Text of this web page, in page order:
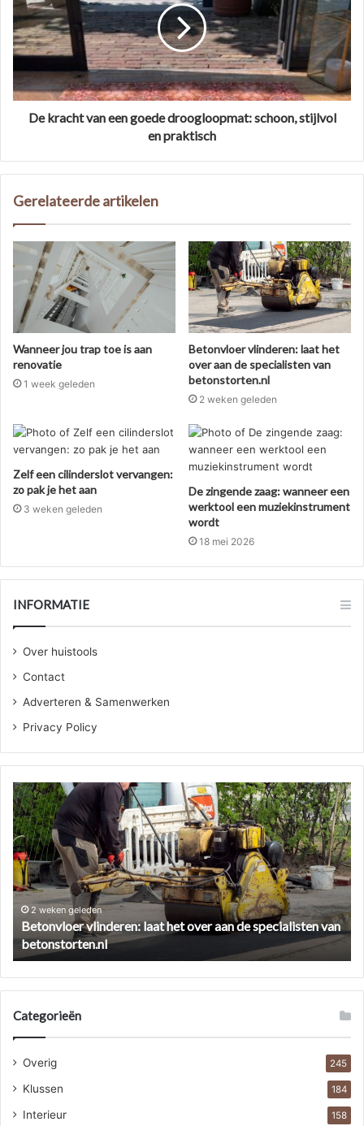
De kracht van een goede droogloopmat: schoon, stijlvol
en praktisch
Gerelateerde artikelen
Wanneer jou trap toe is aan
renovatie
1 week geleden
Betonvloer vlinderen: laat het
over aan de specialisten van
betonstorten.nl
2 weken geleden
Zelf een cilinderslot vervangen:
zo pak je het aan
3 weken geleden
De zingende zaag: wanneer een
werktool een muziekinstrument
wordt
18 mei 2026
INFORMATIE
Over huistools
Contact
Adverteren & Samenwerken
Privacy Policy
Betonvloer
vlinderen:
laat
het
over
aan
de
specialisten
van
betonstorten.nl
2 weken geleden
Betonvloer vlinderen: laat het over aan de specialisten van
betonstorten.nl
zo
Categorieën
Overig 245
Klussen 184
Interieur 158